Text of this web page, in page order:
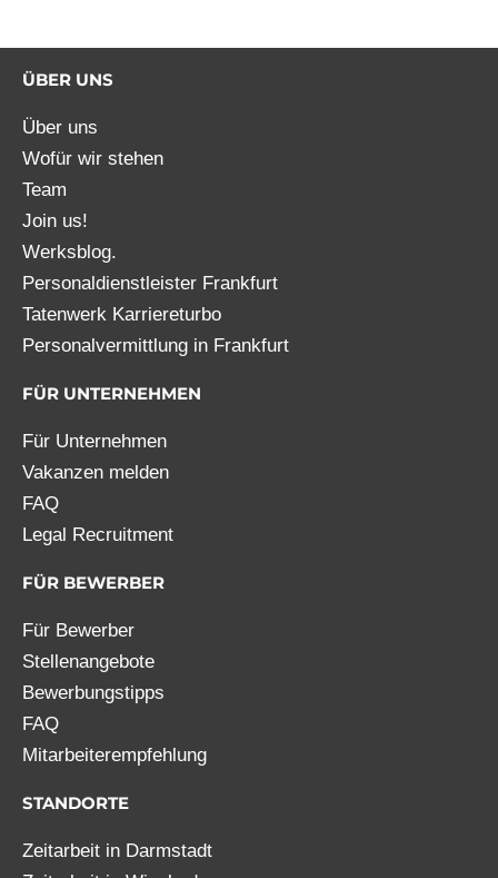
ÜBER UNS
Über uns
Wofür wir stehen
Team
Join us!
Werksblog.
Personaldienstleister Frankfurt
Tatenwerk Karriereturbo
Personalvermittlung in Frankfurt
FÜR UNTERNEHMEN
Für Unternehmen
Vakanzen melden
FAQ
Legal Recruitment
FÜR BEWERBER
Für Bewerber
Stellenangebote
Bewerbungstipps
FAQ
Mitarbeiterempfehlung
STANDORTE
Zeitarbeit in Darmstadt